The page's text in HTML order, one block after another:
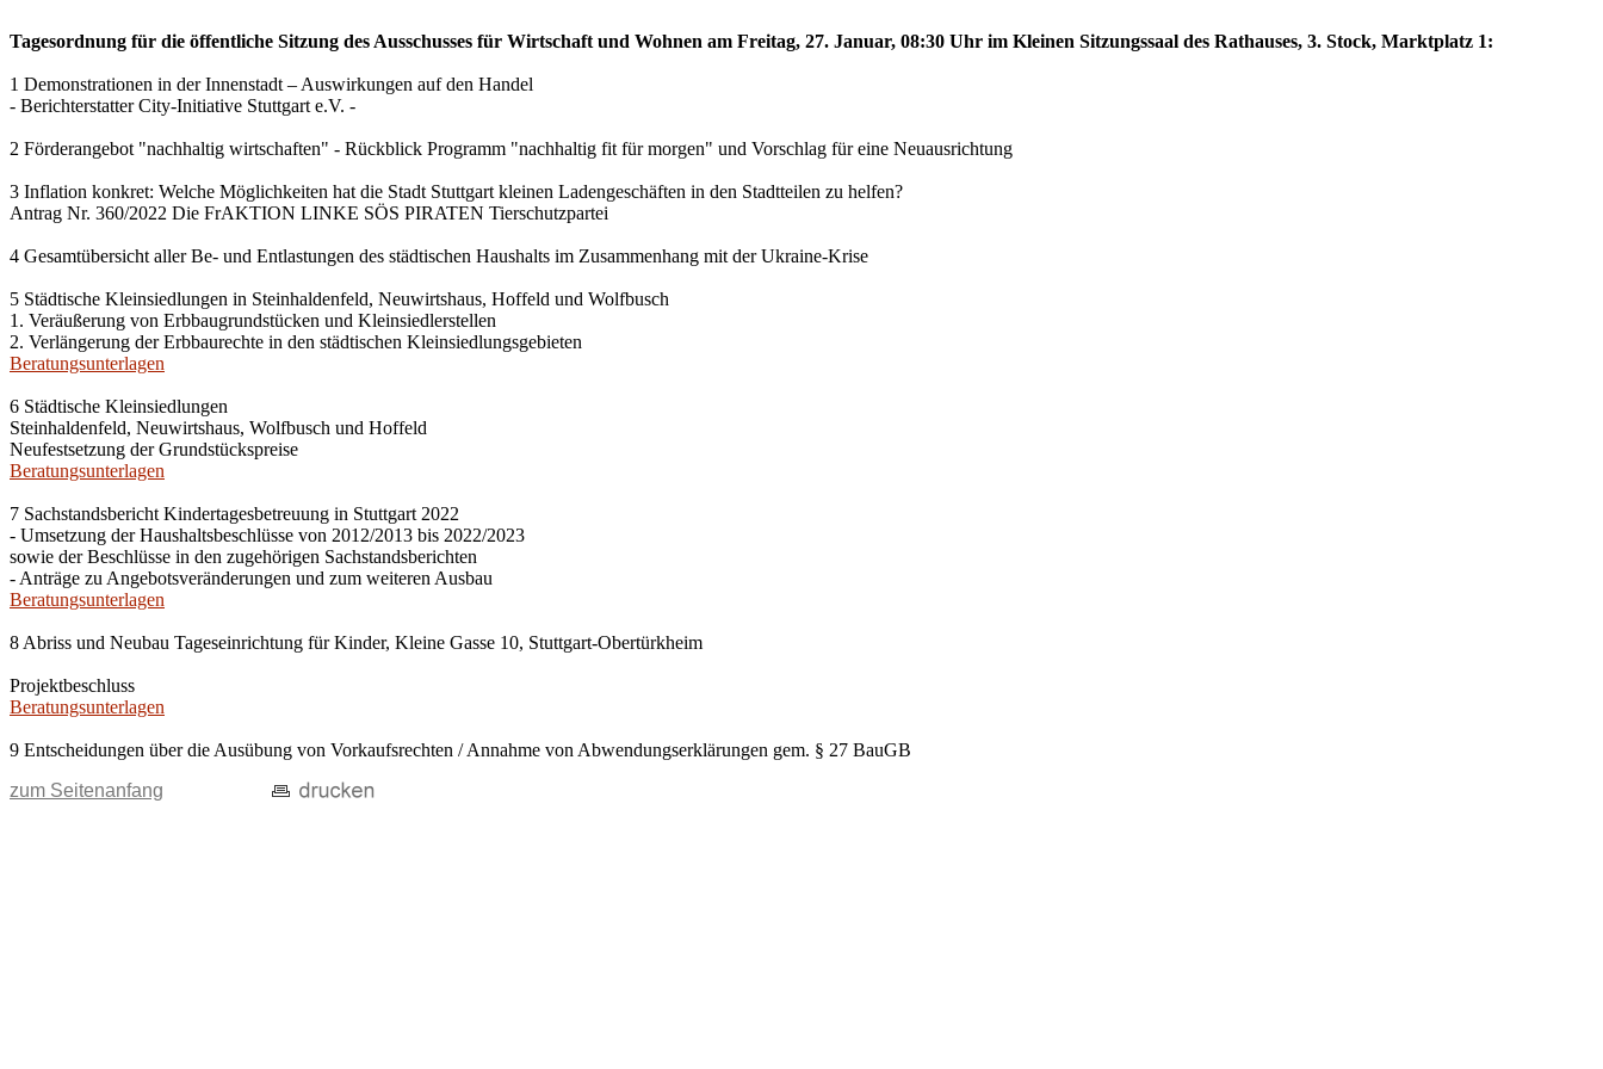
Tagesordnung für die öffentliche Sitzung des Ausschusses für Wirtschaft und Wohnen am Freitag, 27. Januar, 08:30 Uhr im Kleinen Sitzungssaal des Rathauses, 3. Stock, Marktplatz 1:
1 Demonstrationen in der Innenstadt – Auswirkungen auf den Handel
- Berichterstatter City-Initiative Stuttgart e.V. -
2 Förderangebot "nachhaltig wirtschaften" - Rückblick Programm "nachhaltig fit für morgen" und Vorschlag für eine Neuausrichtung
3 Inflation konkret: Welche Möglichkeiten hat die Stadt Stuttgart kleinen Ladengeschäften in den Stadtteilen zu helfen?
Antrag Nr. 360/2022 Die FrAKTION LINKE SÖS PIRATEN Tierschutzpartei
4 Gesamtübersicht aller Be- und Entlastungen des städtischen Haushalts im Zusammenhang mit der Ukraine-Krise
5 Städtische Kleinsiedlungen in Steinhaldenfeld, Neuwirtshaus, Hoffeld und Wolfbusch
1. Veräußerung von Erbbaugrundstücken und Kleinsiedlerstellen
2. Verlängerung der Erbbaurechte in den städtischen Kleinsiedlungsgebieten
Beratungsunterlagen
6 Städtische Kleinsiedlungen
Steinhaldenfeld, Neuwirtshaus, Wolfbusch und Hoffeld
Neufestsetzung der Grundstückspreise
Beratungsunterlagen
7 Sachstandsbericht Kindertagesbetreuung in Stuttgart 2022
- Umsetzung der Haushaltsbeschlüsse von 2012/2013 bis 2022/2023
sowie der Beschlüsse in den zugehörigen Sachstandsberichten
- Anträge zu Angebotsveränderungen und zum weiteren Ausbau
Beratungsunterlagen
8 Abriss und Neubau Tageseinrichtung für Kinder, Kleine Gasse 10, Stuttgart-Obertürkheim
Projektbeschluss
Beratungsunterlagen
9 Entscheidungen über die Ausübung von Vorkaufsrechten / Annahme von Abwendungserklärungen gem. § 27 BauGB
zum Seitenanfang